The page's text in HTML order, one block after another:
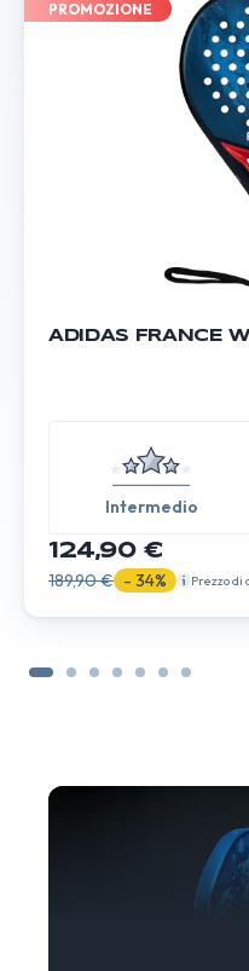
PROMOZIONE
ADIDAS FRANCE
Intermedio
124,90 €
189,90 € - 34% Prezzo di